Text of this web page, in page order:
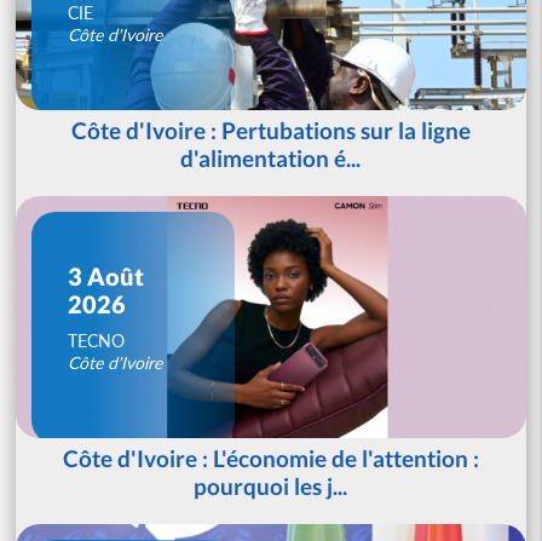
CIE
Côte d'Ivoire
Côte d'Ivoire : Pertubations sur la ligne
d'alimentation é...
3 Août
2026
TECNO
Côte d'Ivoire
Côte d'Ivoire : L'économie de l'attention :
pourquoi les j...